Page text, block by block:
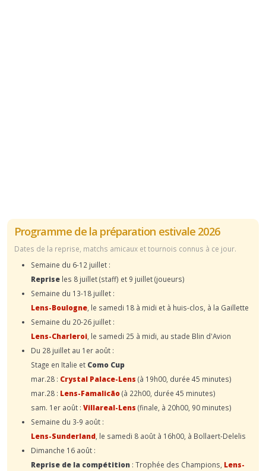
Programme de la préparation estivale 2026
Dates de la reprise, matchs amicaux et tournois connus à ce jour.
Semaine du 6-12 juillet :
Reprise les 8 juillet (staff) et 9 juillet (joueurs)
Semaine du 13-18 juillet :
Lens-Boulogne , le samedi 18 à midi et à huis-clos, à la Gaillette
Semaine du 20-26 juillet :
Lens-Charleroi , le samedi 25 à midi, au stade Blin d'Avion
Du 28 juillet au 1er août :
Stage en Italie et Como Cup
mar.28 : Crystal Palace-Lens (à 19h00, durée 45 minutes)
mar.28 : Lens-Famalicão(à 22h00, durée 45 minutes)
sam. 1er août : Villareal-Lens (finale, à 20h00, 90 minutes)
Semaine du 3-9 août :
Lens-Sunderland , le samedi 8 août à 16h00, à Bollaert-Delelis
Dimanche 16 août :
Reprise de la compétition : Trophée des Champions, Lens-